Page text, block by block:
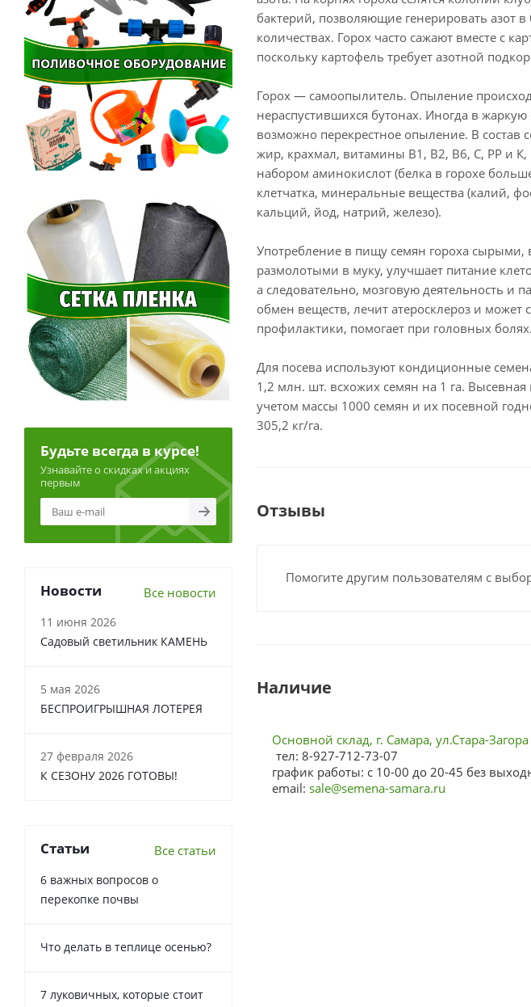
бактерий, позволяющие генерировать азот
количествах. Горох часто сажают вместе с
поскольку картофель требует азотной
Горох — самоопылитель. Опыление
нераспустившихся бутонах. Иногда в жаркую
возможно перекрестное опыление. В состав
жир, крахмал, витамины В1, В2, В6, С, РР и К,
набором аминокислот (белка в горохе
клетчатка, минеральные вещества (калий,
кальций, йод, натрий, железо).
Употребление в пищу семян гороха
размолотыми в муку, улучшает питание
а следовательно, мозговую деятельность и
обмен веществ, лечит атеросклероз и может
профилактики, помогает при головных болях.
Для посева используют кондиционные
1,2 млн. шт. всхожих семян на 1 га.
учетом массы 1000 семян и их посевной
305,2 кг/га.
Отзывы
Помогите другим пользователям с
Наличие
Основной склад, г. Самара, ул.Стара-
тел: 8-927-712-73-07
график работы: с 10-00 до 20-45 без
email: sale@semena-samara.ru
Будьте всегда в курсе!
Узнавайте о скидках и акциях
первым
Новости Все новости
11 июня 2026
Садовый светильник КАМЕНЬ
5 мая 2026
БЕСПРОИГРЫШНАЯ ЛОТЕРЕЯ
27 февраля 2026
К СЕЗОНУ 2026 ГОТОВЫ!
Статьи Все статьи
6 важных вопросов о
перекопке почвы
Что делать в теплице осенью?
7 луковичных, которые стоит